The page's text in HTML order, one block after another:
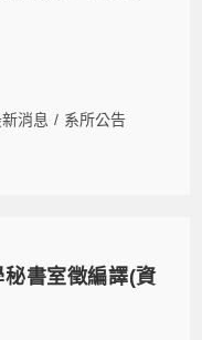
消息 / 系所公告
秘書室徵編譯(資